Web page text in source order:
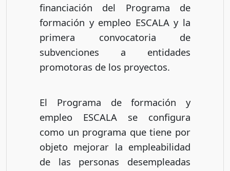
financiación del Programa de
formación y empleo ESCALA y la
primera convocatoria de
subvenciones a entidades
promotoras de los proyectos.
El Programa de formación y
empleo ESCALA se configura
como un programa que tiene por
objeto mejorar la empleabilidad
de las personas desempleadas